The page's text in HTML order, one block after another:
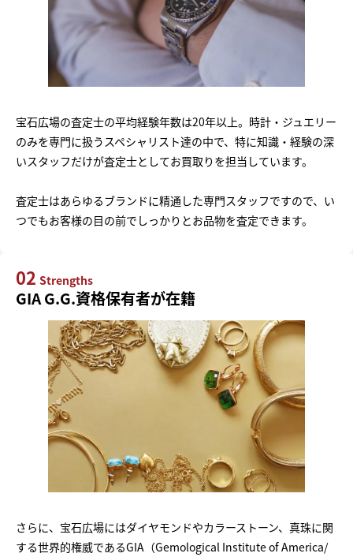
宝石広場の査定士の平均経験年数は20年以上。時計・ジュエリー
のみを専門に扱うスペシャリスト達の中で、特に知識・経験の深
いスタッフだけが査定士としてお買取りを担当しています。
査定士はあらゆるブランドに精通した専門スタッフですので、い
つでもお客様の目の前でしっかりとお品物を査定できます。
02 Strengths
GIA G.G.資格保有者が在籍
さらに、宝石広場にはダイヤモンドやカラーストーン、真珠に関
する世界的権威であるGIA（Gemological Institute of America/